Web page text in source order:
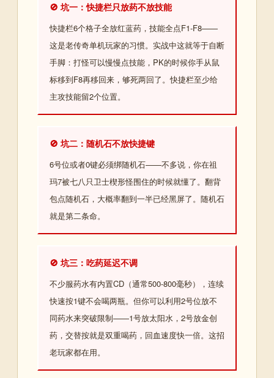
🚫 坑一：快捷栏只放药不放技能
快捷栏6个格子全放红蓝药，技能全点F1-F8——
这是老传奇单机玩家的习惯。实战中这就等于自断
手脚：打怪可以慢慢点技能，PK的时候你手从鼠
标移到F8再移回来，够死两回了。快捷栏至少给
主攻技能留2个位置。
🚫 坑二：随机石不放快捷键
6号位或者0键必须绑随机石——不多说，你在祖
玛7被七八只卫士楔形怪围住的时候就懂了。翻背
包点随机石，大概率翻到一半已经黑屏了。随机石
就是第二条命。
🚫 坑三：吃药延迟不调
不少服药水有内置CD（通常500-800毫秒），连续
快速按1键不会喝两瓶。但你可以利用2号位放不
同药水来突破限制——1号放太阳水，2号放金创
药，交替按就是双重喝药，回血速度快一倍。这招
老玩家都在用。